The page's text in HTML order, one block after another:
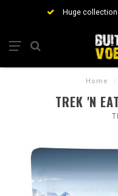
Huge
Home /
TREK 'N